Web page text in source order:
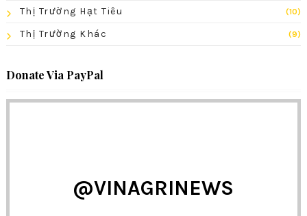
Thị Trường Hạt Tiêu (10)
Thị Trường Khác (9)
Donate Via PayPal
@VINAGRINEWS